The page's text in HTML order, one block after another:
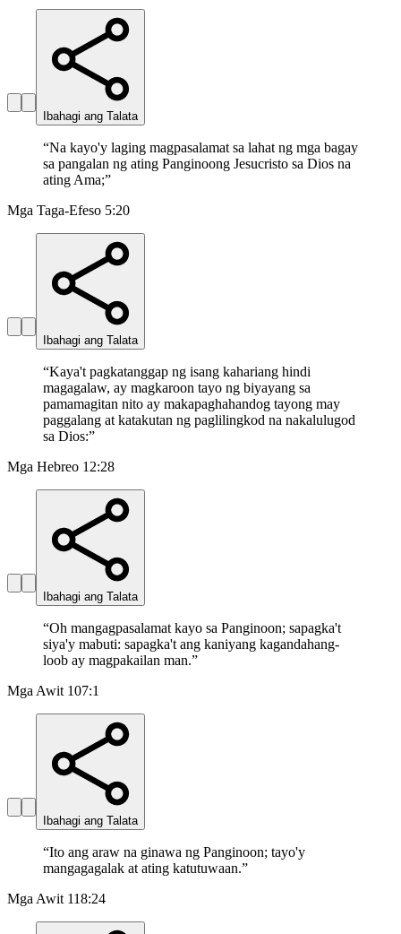
Ibahagi ang Talata
“Na kayo'y laging magpasalamat sa lahat ng mga bagay
sa pangalan ng ating Panginoong Jesucristo sa Dios na
ating Ama;”
Mga Taga-Efeso 5:20
Ibahagi ang Talata
“Kaya't pagkatanggap ng isang kahariang hindi
magagalaw, ay magkaroon tayo ng biyayang sa
pamamagitan nito ay makapaghahandog tayong may
paggalang at katakutan ng paglilingkod na nakalulugod
sa Dios:”
Mga Hebreo 12:28
Ibahagi ang Talata
“Oh mangagpasalamat kayo sa Panginoon; sapagka't
siya'y mabuti: sapagka't ang kaniyang kagandahang-
loob ay magpakailan man.”
Mga Awit 107:1
Ibahagi ang Talata
“Ito ang araw na ginawa ng Panginoon; tayo'y
mangagagalak at ating katutuwaan.”
Mga Awit 118:24